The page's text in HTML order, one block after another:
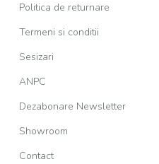
Politica de returnare
Termeni si conditii
Sesizari
ANPC
Dezabonare Newsletter
Showroom
Contact